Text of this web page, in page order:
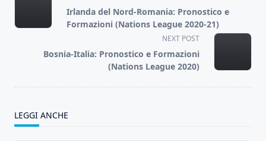
class="nav-
subtitle
reader-
Irlanda del Nord-Romania: Pronostico e
Formazioni (Nations League 2020-21)
NEXT POST
Bosnia-Italia: Pronostico e Formazioni
(Nations League 2020)
LEGGI ANCHE